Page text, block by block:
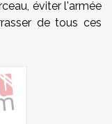
éviter l'armée
de tous ces